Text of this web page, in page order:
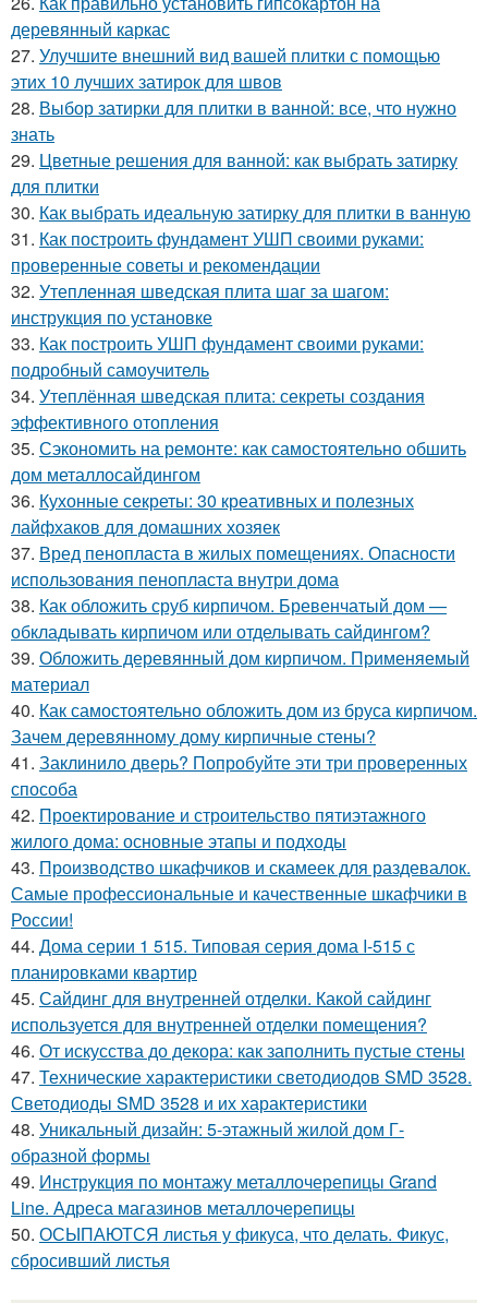
деревянный каркас
27. Улучшите внешний вид вашей плитки с помощью
этих 10 лучших затирок для швов
28. Выбор затирки для плитки в ванной: все, что нужно
знать
29. Цветные решения для ванной: как выбрать затирку
для плитки
30. Как выбрать идеальную затирку для плитки в ванную
31. Как построить фундамент УШП своими руками:
проверенные советы и рекомендации
32. Утепленная шведская плита шаг за шагом:
инструкция по установке
33. Как построить УШП фундамент своими руками:
подробный самоучитель
34. Утеплённая шведская плита: секреты создания
эффективного отопления
35. Сэкономить на ремонте: как самостоятельно обшить
дом металлосайдингом
36. Кухонные секреты: 30 креативных и полезных
лайфхаков для домашних хозяек
37. Вред пенопласта в жилых помещениях. Опасности
использования пенопласта внутри дома
38. Как обложить сруб кирпичом. Бревенчатый дом —
обкладывать кирпичом или отделывать сайдингом?
39. Обложить деревянный дом кирпичом. Применяемый
материал
40. Как самостоятельно обложить дом из бруса кирпичом.
Зачем деревянному дому кирпичные стены?
41. Заклинило дверь? Попробуйте эти три проверенных
способа
42. Проектирование и строительство пятиэтажного
жилого дома: основные этапы и подходы
43. Производство шкафчиков и скамеек для раздевалок.
Самые профессиональные и качественные шкафчики в
России!
44. Дома серии 1 515. Типовая серия дома I-515 с
планировками квартир
45. Сайдинг для внутренней отделки. Какой сайдинг
используется для внутренней отделки помещения?
46. От искусства до декора: как заполнить пустые стены
47. Технические характеристики светодиодов SMD 3528.
Светодиоды SMD 3528 и их характеристики
48. Уникальный дизайн: 5-этажный жилой дом Г-
образной формы
49. Инструкция по монтажу металлочерепицы Grand
Line. Адреса магазинов металлочерепицы
50. ОСЫПАЮТСЯ листья у фикуса, что делать. Фикус,
сбросивший листья